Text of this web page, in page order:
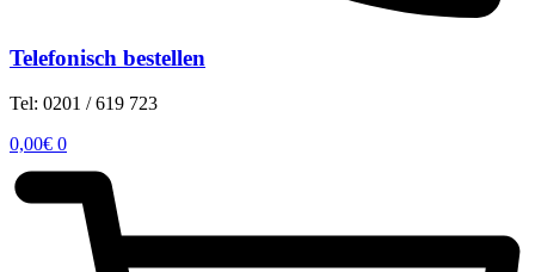
Telefonisch bestellen
Tel: 0201 / 619 723
0,00€ 0